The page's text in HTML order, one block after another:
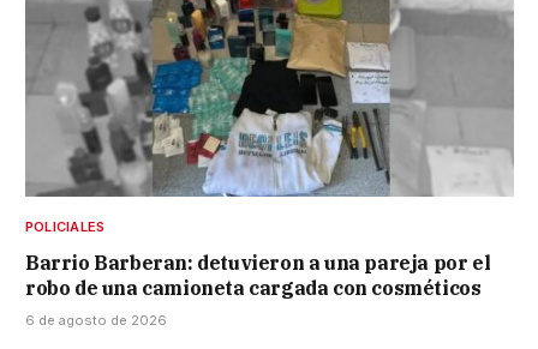
POLICIALES
Barrio Barberan: detuvieron a una pareja por el
robo de una camioneta cargada con cosméticos
6 de agosto de 2026